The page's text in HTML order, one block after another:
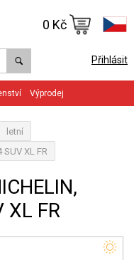
Přihlásit
0 Kč
Výprodej
letní
SUV XL FR
XL FR